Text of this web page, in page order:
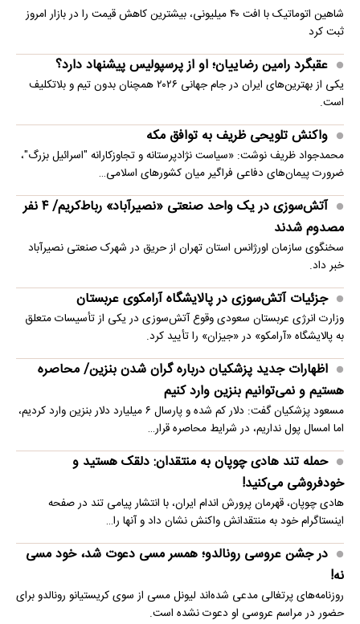
شاهین اتوماتیک با افت ۴۰ میلیونی، بیشترین کاهش قیمت را در بازار امروز
ثبت کرد
عقبگرد رامین رضاییان؛ او از پرسپولیس پیشنهاد دارد؟
یکی از بهترین‌های ایران در جام جهانی ۲۰۲۶ همچنان بدون تیم و بلاتکلیف
است.
واکنش تلویحی ظریف به توافق مکه
محمدجواد ظریف نوشت: «سیاست نژادپرستانه و تجاوزکارانه "اسرائیل بزرگ"،
ضرورت پیمان‌های دفاعی فراگیر میان کشورهای اسلامی…
آتش‌سوزی در یک واحد صنعتی «نصیرآباد» رباط‌کریم/ ۴ نفر
مصدوم شدند
سخنگوی سازمان اورژانس استان تهران از حریق در شهرک صنعتی نصیرآباد
خبر داد.
جزئیات آتش‌سوزی در پالایشگاه آرامکوی عربستان
وزارت انرژی عربستان سعودی وقوع آتش‌سوزی در یکی از تأسیسات متعلق
به پالایشگاه «آرامکو» در «جیزان» را تأیید کرد.
اظهارات جدید پزشکیان درباره گران شدن بنزین/ محاصره
هستیم و نمی‌توانیم بنزین وارد کنیم
مسعود پزشکیان گفت: دلار کم شده و پارسال ۶ میلیارد دلار بنزین وارد کردیم،
اما امسال پول نداریم، در شرایط محاصره قرار…
حمله تند هادی چوپان به منتقدان: دلقک هستید و
خودفروشی می‌کنید!
هادی چوپان، قهرمان پرورش اندام ایران، با انتشار پیامی تند در صفحه
اینستاگرام خود به منتقدانش واکنش نشان داد و آنها را…
در جشن عروسی رونالدو؛ همسر مسی دعوت شد، خود مسی
نه!
روزنامه‌های پرتغالی مدعی شده‌اند لیونل مسی از سوی کریستیانو رونالدو برای
حضور در مراسم عروسی او دعوت نشده است.